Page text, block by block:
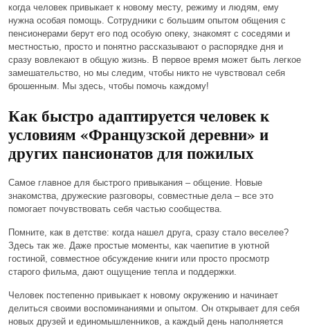
когда человек привыкает к новому месту, режиму и людям, ему
нужна особая помощь. Сотрудники с большим опытом общения с
пенсионерами берут его под особую опеку, знакомят с соседями и
местностью, просто и понятно рассказывают о распорядке дня и
сразу вовлекают в общую жизнь. В первое время может быть легкое
замешательство, но мы следим, чтобы никто не чувствовал себя
брошенным. Мы здесь, чтобы помочь каждому!
Как быстро адаптируется человек к
условиям «Французской деревни» и
других пансионатов для пожилых
Самое главное для быстрого привыкания – общение . Новые
знакомства, дружеские разговоры, совместные дела – все это
помогает почувствовать себя частью сообщества.
Помните, как в детстве: когда нашел друга, сразу стало веселее?
Здесь так же. Даже простые моменты, как чаепитие в уютной
гостиной, совместное обсуждение книги или просто просмотр
старого фильма, дают ощущение тепла и поддержки
Человек постепенно привыкает к новому окружению и начинает
делиться своими воспоминаниями и опытом. Он открывает для себя
новых друзей и единомышленников, а каждый день наполняется